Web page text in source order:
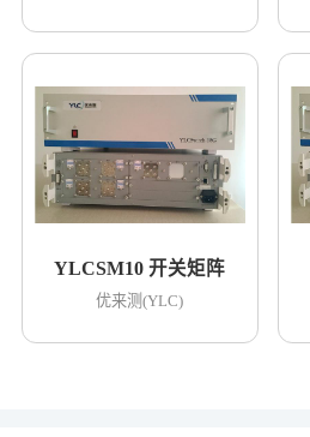
YLCSM10 开关矩阵
优来测(YLC)